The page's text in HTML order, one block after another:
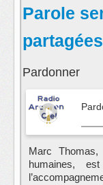
Parole
partagées
Pardonner
Marc
humaines,